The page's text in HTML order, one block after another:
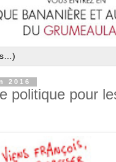
2016
politique pour